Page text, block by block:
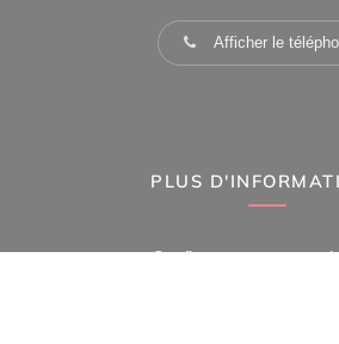
Afficher le
PLUS
Confiez-nous votre